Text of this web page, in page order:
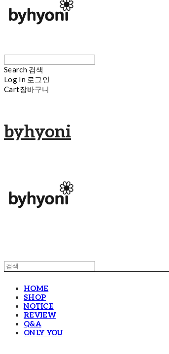
Search 검색
Log In 로그인
Cart장바구니
byhyoni
HOME
SHOP
NOTICE
REVIEW
Q&A
ONLY YOU